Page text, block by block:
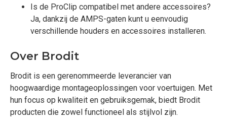
Is de ProClip compatibel met andere accessoires?
Ja, dankzij de AMPS-gaten kunt u eenvoudig
verschillende houders en accessoires installeren.
Over Brodit
Brodit is een gerenommeerde leverancier van
hoogwaardige montageoplossingen voor voertuigen. Met
hun focus op kwaliteit en gebruiksgemak, biedt Brodit
producten die zowel functioneel als stijlvol zijn.